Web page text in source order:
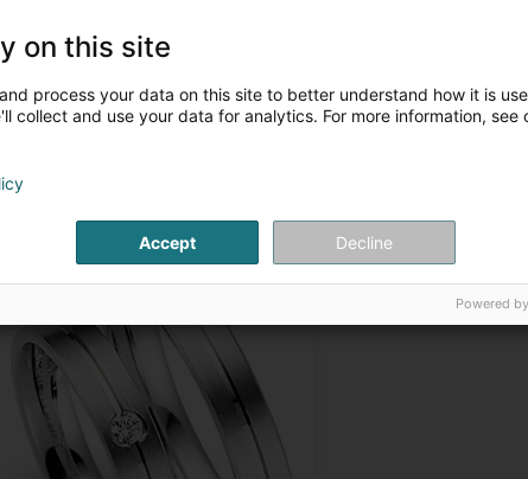
de mariage
Alliances Or blanc
on this site
process your data on this site to better understand how it is
collect and use your data for analytics. For more information, see
Accept Decline
Powered by